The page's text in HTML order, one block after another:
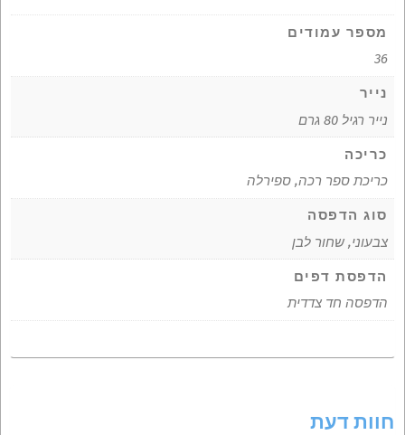
מספר עמודים
36
נייר
נייר רגיל 80 גרם
כריכה
כריכת ספר רכה, ספירלה
סוג הדפסה
צבעוני, שחור לבן
הדפסת דפים
הדפסה חד צדדית
חוות דעת